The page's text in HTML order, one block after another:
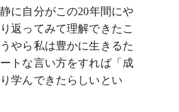
に自分がこの20年間にや
返ってみて理解できたこ
やら私は豊かに生きるた
トな言い方をすれば「成
学んできたらしいとい